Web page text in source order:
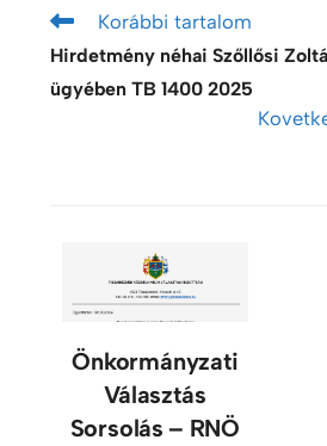
Korábbi tartalom
Hirdetmény néhai Szőllősi
ügyében TB 1400 2025
Önkormányzati
Választás
Sorsolás – RNÖ